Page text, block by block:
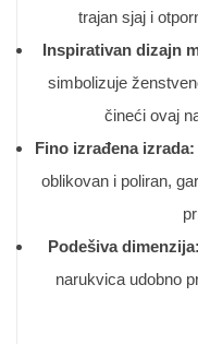
trajan sjaj i
Inspirativan dizajn
simbolizuje
čineći ovaj
Fino izrađena izrada:
oblikovan i poliran,
Podešiva dimenzija:
narukvica udobno